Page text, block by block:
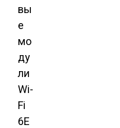
вы
е
мо
ду
ли
Wi-
Fi
6E